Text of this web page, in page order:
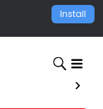
Install